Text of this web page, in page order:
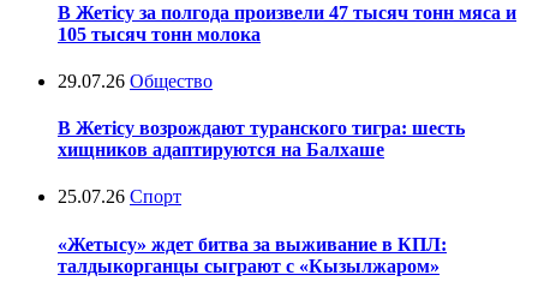
В Жетісу за полгода произвели 47 тысяч тонн мяса и
105 тысяч тонн молока
29.07.26 Общество
В Жетісу возрождают туранского тигра: шесть
хищников адаптируются на Балхаше
25.07.26 Спорт
«Жетысу» ждет битва за выживание в КПЛ:
талдыкорганцы сыграют с «Кызылжаром»